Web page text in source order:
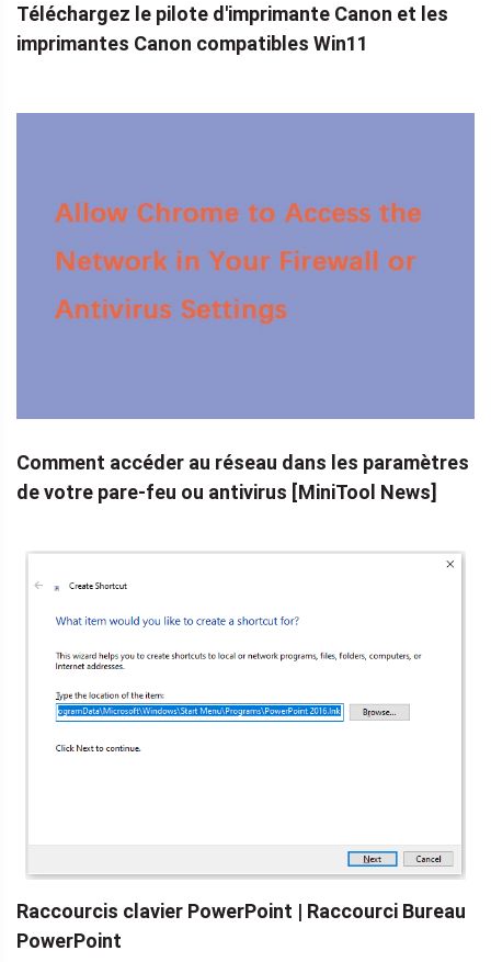
Téléchargez le pilote d'imprimante Canon et les
imprimantes Canon compatibles Win11
Comment accéder au réseau dans les paramètres
de votre pare-feu ou antivirus [MiniTool News]
Raccourcis clavier PowerPoint | Raccourci Bureau
PowerPoint